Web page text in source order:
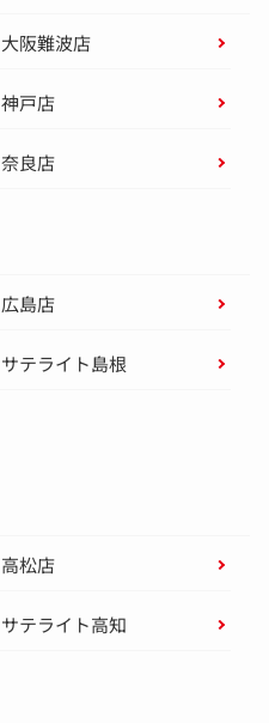
大阪難波店
神戸店
奈良店
広島店
サテライト島根
高松店
サテライト高知